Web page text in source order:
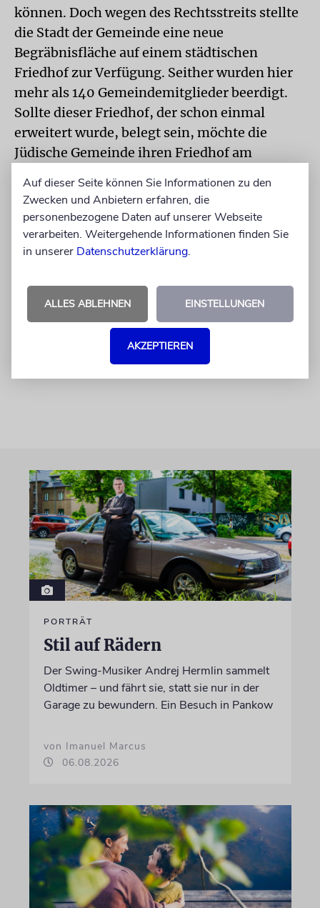
können. Doch wegen des Rechtsstreits stellte
die Stadt der Gemeinde eine neue
Begräbnisfläche auf einem städtischen
Friedhof zur Verfügung. Seither wurden hier
mehr als 140 Gemeindemitglieder beerdigt.
Sollte dieser Friedhof, der schon einmal
erweitert wurde, belegt sein, möchte die
Jüdische Gemeinde ihren Friedhof am
»Die Juden haben vor 300 Jahren dieses
Grundstück gekauft«, betont Valeri Bunimov,
»das heißt, wir müssen uns heute darum
sieht eine historische Verpflichtung: »Wir
dürfen unsere Geschichte nicht nur auf die
grausamen zwölf Jahre der Nazizeit
verkürzen; unsere Geschichte ist länger, und
in Schwerin beginnt sie 1717.«
PORTRÄT
Stil auf Rädern
Der Swing-Musiker Andrej Hermlin sammelt
Oldtimer – und fährt sie, statt sie nur in der
Garage zu bewundern. Ein Besuch in Pankow
von Imanuel Marcus
06.08.2026
Auf dieser Seite können Sie Informationen zu den
Zwecken und Anbietern erfahren, die
personenbezogene Daten auf unserer Webseite
verarbeiten. Weitergehende Informationen finden Sie
in unserer Datenschutzerklärung.
ALLES ABLEHNEN EINSTELLUNGEN
AKZEPTIEREN